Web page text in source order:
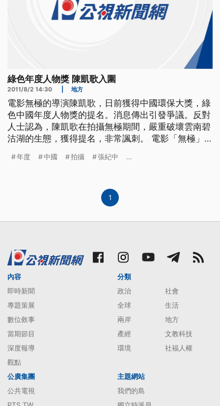
綠色年度人物獎 陳凱歌入圍
2011/8/2 14:30 地方
電影無極的導演陳凱歌，日前獲得中國環保大獎，綠
色中國年度人物獎的提名。消息傳出引發爭議。反對
人士認為，陳凱歌在拍攝無極期間，嚴重破壞雲南碧
沽湖的生態，獲得提名，非常諷刺。 電影「無極」
賞電影的同時，也將雲南碧沽湖的美景，盡收眼底。
個政府部門合作，並得到聯合國
年度 中國 拍攝 張紀中 ...
1
內容
即時新聞
專題策展
數位敘事
當期節目
深度報導
觀點
分類
政治
社會
全球
生活
兩岸
地方
產經
文教科技
環境
社福人權
公廣集團
公共電視
主題網站
我們的島